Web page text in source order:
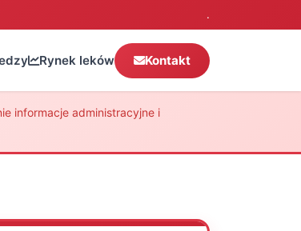
.
Rynek leków Kontakt
informacje administracyjne i